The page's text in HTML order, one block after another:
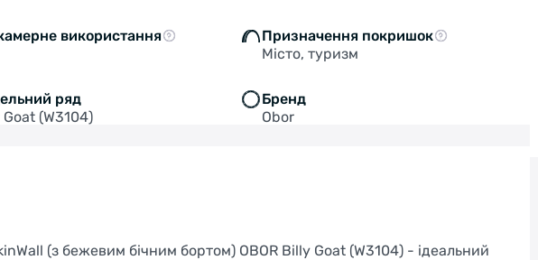
використання
Призначення покришок
Місто, туризм
ряд
(W3104)
Бренд
Obor
(з бежевим бічним бортом) OBOR Billy Goat (W3104) - ідеальний